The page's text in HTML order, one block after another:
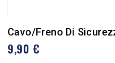
Cavo/freno Di
9,90 €